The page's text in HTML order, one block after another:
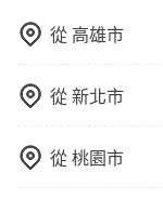
從 高雄市
從新北市
從桃園市